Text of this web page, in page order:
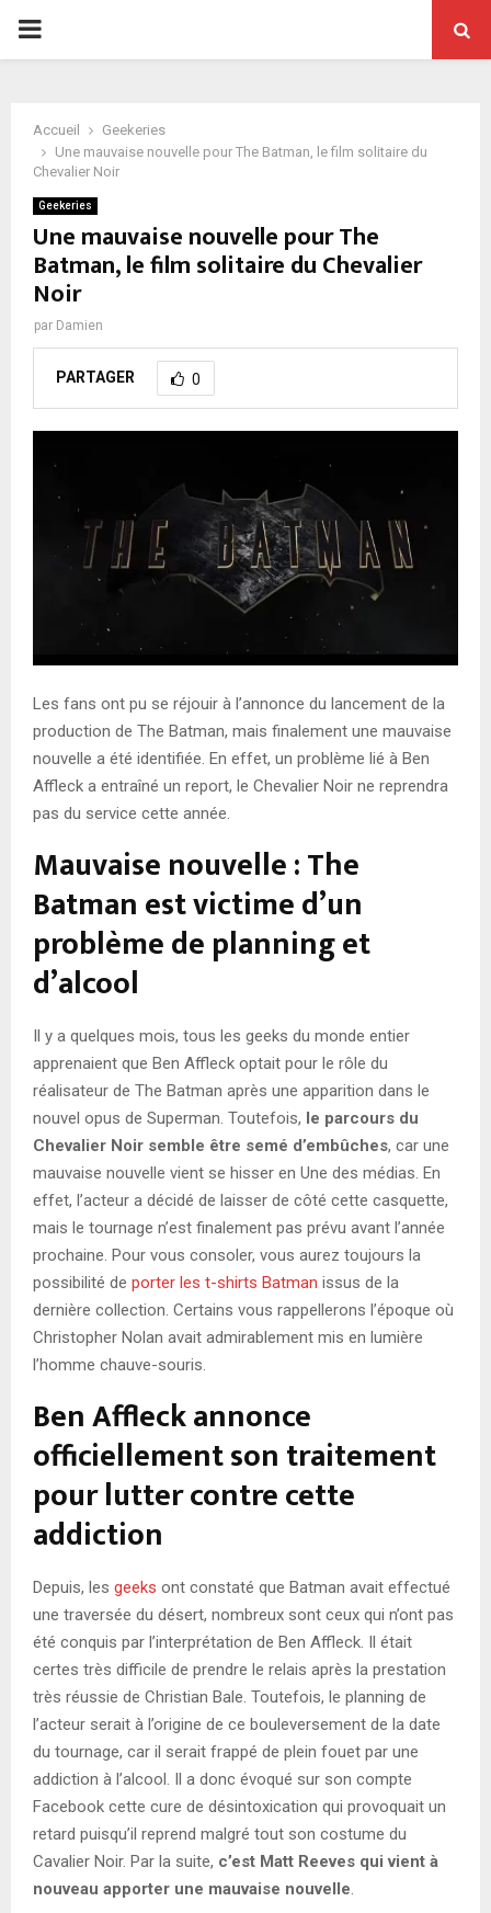
PRIMARY
Accueil
Geekeries
Une mauvaise nouvelle pour The Batman, le film solitaire du
Chevalier Noir
Geekeries
Une mauvaise nouvelle pour The
Batman, le film solitaire du Chevalier
Noir
par Damien
PARTAGER 0
Les fans ont pu se réjouir à l’annonce du lancement de la
production de The Batman, mais finalement une mauvaise
nouvelle a été identifiée. En effet, un problème lié à Ben
Affleck a entraîné un report, le Chevalier Noir ne reprendra
pas du service cette année.
Mauvaise nouvelle : The
Batman est victime d’un
problème de planning et
d’alcool
Il y a quelques mois, tous les geeks du monde entier
apprenaient que Ben Affleck optait pour le rôle du
réalisateur de The Batman après une apparition dans le
nouvel opus de Superman. Toutefois, le parcours du
Chevalier Noir semble être semé d’embûches, car une
mauvaise nouvelle vient se hisser en Une des médias. En
effet, l’acteur a décidé de laisser de côté cette casquette,
mais le tournage n’est finalement pas prévu avant l’année
prochaine. Pour vous consoler, vous aurez toujours la
possibilité de porter les t-shirts Batman issus de la
dernière collection. Certains vous rappellerons l’époque où
Christopher Nolan avait admirablement mis en lumière
l’homme chauve-souris.
Ben Affleck annonce
officiellement son traitement
pour lutter contre cette
addiction
Depuis, les geeks ont constaté que Batman avait effectué
une traversée du désert, nombreux sont ceux qui n’ont pas
été conquis par l’interprétation de Ben Affleck. Il était
certes très difficile de prendre le relais après la prestation
très réussie de Christian Bale. Toutefois, le planning de
l’acteur serait à l’origine de ce bouleversement de la date
du tournage, car il serait frappé de plein fouet par une
addiction à l’alcool. Il a donc évoqué sur son compte
Facebook cette cure de désintoxication qui provoquait un
retard puisqu’il reprend malgré tout son costume du
Cavalier Noir. Par la suite, c’est Matt Reeves qui vient à
nouveau apporter une mauvaise nouvelle.